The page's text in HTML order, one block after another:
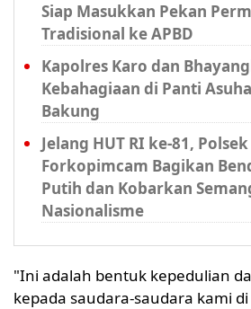
Siap Masukkan Pekan
Tradisional ke APBD
Kapolres Karo dan
Kebahagiaan di Panti
Bakung
Jelang HUT RI ke-81,
Forkopimcam Bagikan
Putih dan Kobarkan
Nasionalisme
"Ini adalah bentuk kepedulian
kepada saudara-saudara kami